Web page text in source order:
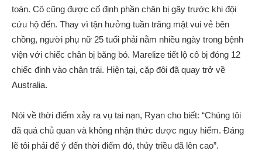
toàn. Cô cũng được cố định phần chân bị gãy trước khi đội
cứu hộ đến. Thay vì tận hưởng tuần trăng mật vui vẻ bên
chồng, người phụ nữ 25 tuổi phải nằm nhiều ngày trong bệnh
viện với chiếc chân bị băng bó. Marelize tiết lộ cô bị đóng 12
chiếc đinh vào chân trái. Hiện tại, cặp đôi đã quay trở về
Australia.
Nói về thời điểm xảy ra vụ tai nạn, Ryan cho biết: “Chúng tôi
đã quá chủ quan và không nhận thức được nguy hiểm. Đáng
lẽ tôi phải để ý đến thời điểm đó, thủy triều đã lên cao”.